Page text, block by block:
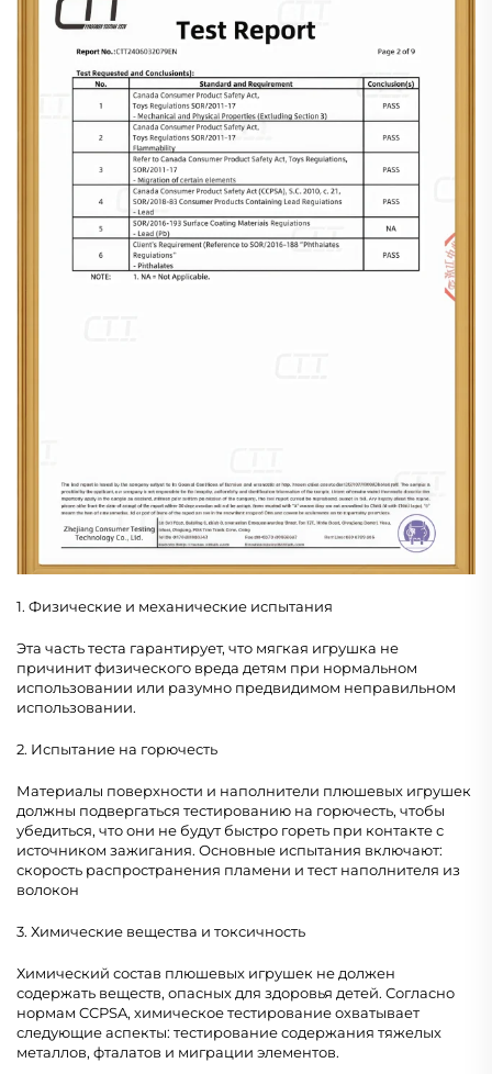
1. Физические и механические испытания
Эта часть теста гарантирует, что мягкая игрушка не
причинит физического вреда детям при нормальном
использовании или разумно предвидимом неправильном
использовании.
2. Испытание на горючесть
Материалы поверхности и наполнители плюшевых игрушек
должны подвергаться тестированию на горючесть, чтобы
убедиться, что они не будут быстро гореть при контакте с
источником зажигания. Основные испытания включают:
скорость распространения пламени и тест наполнителя из
волокон
3. Химические вещества и токсичность
Химический состав плюшевых игрушек не должен
содержать веществ, опасных для здоровья детей. Согласно
нормам CCPSA, химическое тестирование охватывает
следующие аспекты: тестирование содержания тяжелых
металлов, фталатов и миграции элементов.